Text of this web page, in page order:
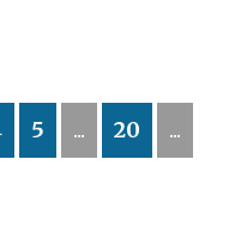
5 ... 20 ...